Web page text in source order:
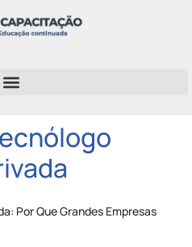
Por Que Grandes Empresas